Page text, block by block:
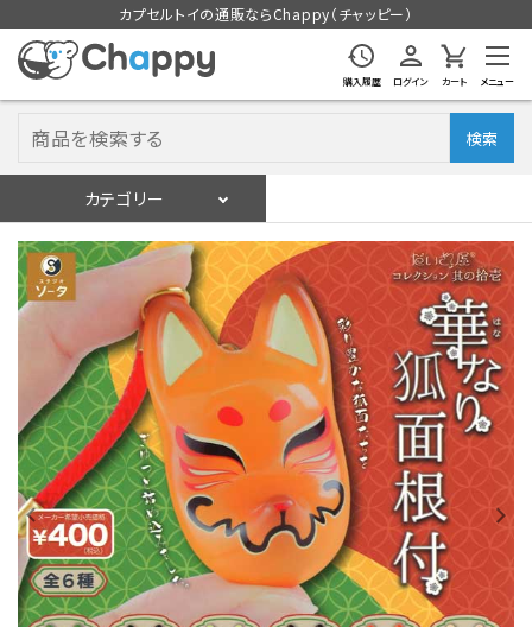
カプセルトイの通販ならChappy（チャッピー）
購入履歴 ログイン カート メニュー
検索
カテゴリー
ログイン 会員登録
入荷スケジュールをチェック
カプセルトイマシン本体
カプセルトイ
販促用空カプセル
レンタル